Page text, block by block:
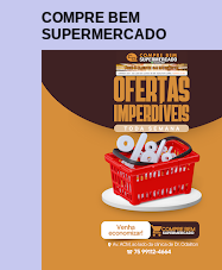
COMPRE BEM
SUPERMERCADO